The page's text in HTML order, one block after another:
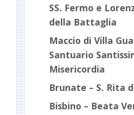
SS. Fermo e
della Battaglia
Maccio di Villa
Santuario
Misericordia
Brunate – S. Rita
Bisbino – Beata